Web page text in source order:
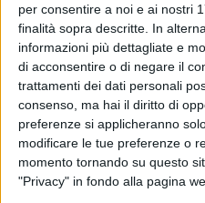
per consentire a noi e ai nostri
finalità sopra descritte. In
informazioni più dettagliate e
di acconsentire o di negare il
trattamenti dei dati personali
consenso, ma hai il diritto di
preferenze si applicheranno
modificare le tue preferenze o
momento tornando su questo
"Privacy" in fondo alla pagina
Ieri in serata, a Barletta, il
Commissariato di Polizia di
Nicola Lavecchia, perché
espiazione di pena detentiva
domiciliare per 1 mese e 10
Repubblica presso il
penali.
Il Lavecchia era stato